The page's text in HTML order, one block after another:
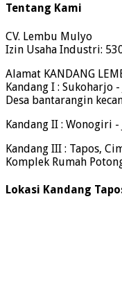
Tentang Kami
CV. Lembu Mulyo
Izin Usaha Industri:
Alamat KANDANG
Kandang I : Sukoharjo -
Desa bantarangin
Kandang II : Wonogiri -
Kandang III : Tapos,
Komplek Rumah
Lokasi Kandang